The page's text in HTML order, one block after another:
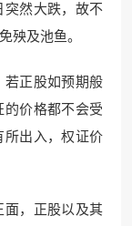
突然大跌，故不
殃及池鱼。
若正股如预期般
的价格都不会受
所出入，权证价
面，正股以及其